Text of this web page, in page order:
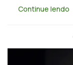
Continue lendo